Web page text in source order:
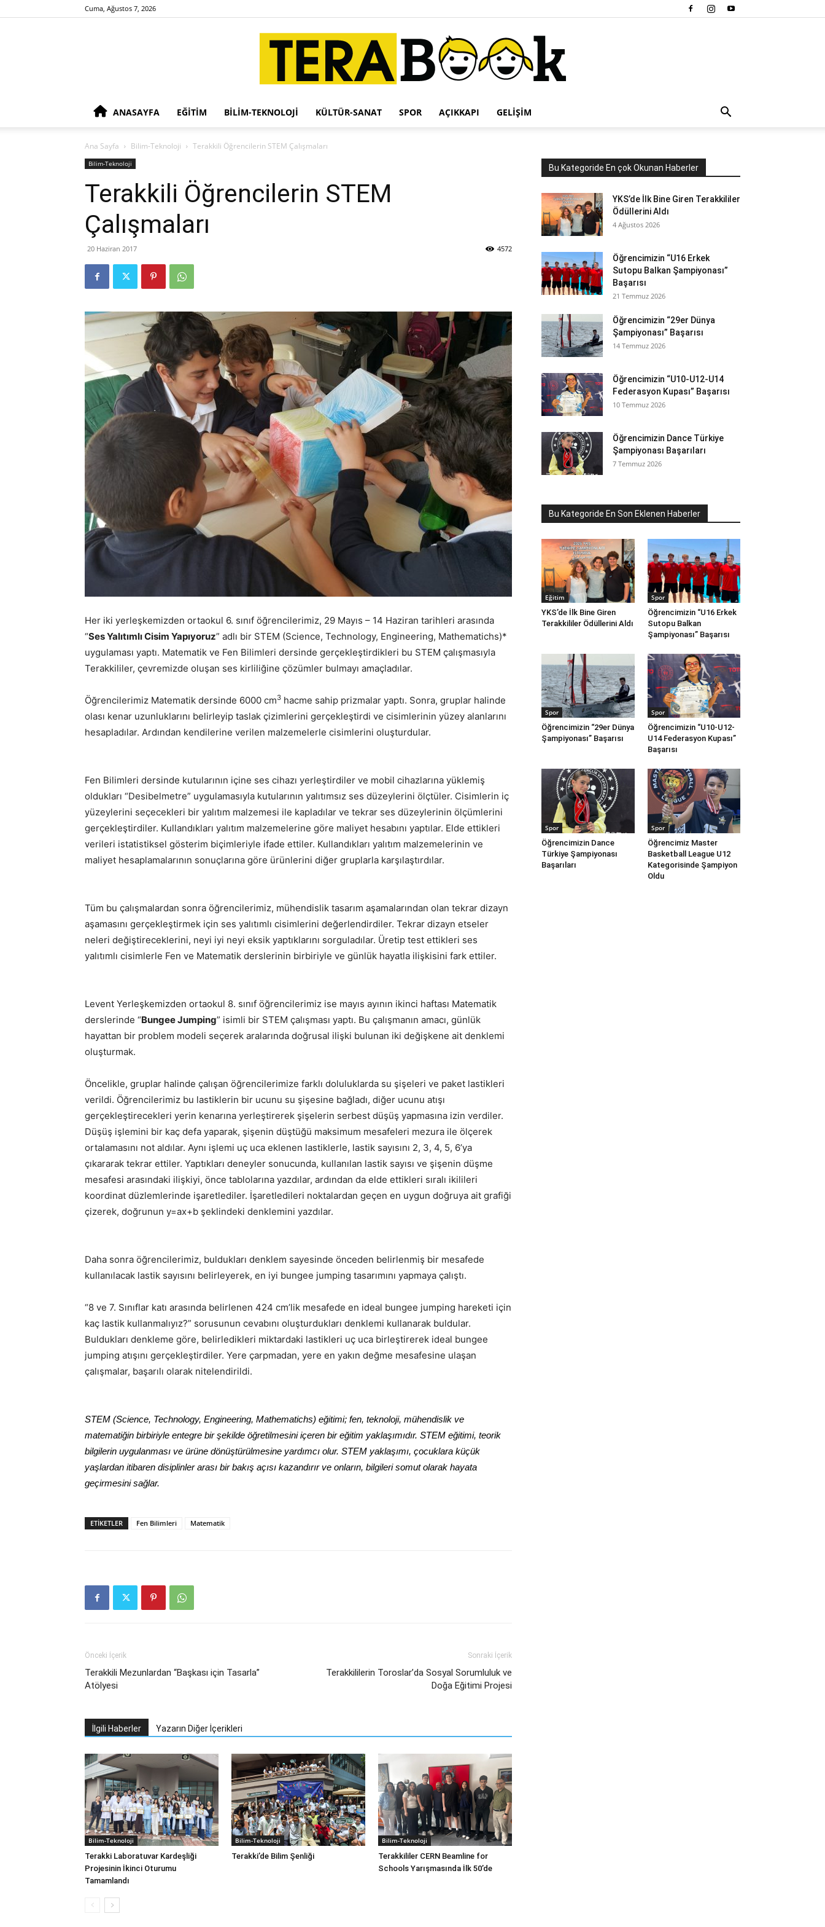
Cuma, Ağustos 7, 2026
ANASAYFA EĞITIM BILIM-TEKNOLOJI KÜLTÜR-SANAT SPOR AÇIKKAPI GELIŞIM
Ana Sayfa Bilim-Teknoloji Terakkili Öğrencilerin STEM Çalışmaları
Bilim-Teknoloji
Terakkili Öğrencilerin STEM
Çalışmaları
20 Haziran 2017 4572
Her iki yerleşkemizden ortaokul 6. sınıf öğrencilerimiz, 29 Mayıs – 14 Haziran tarihleri arasında
“Ses Yalıtımlı Cisim Yapıyoruz” adlı bir STEM (Science, Technology, Engineering, Mathematichs)*
uygulaması yaptı. Matematik ve Fen Bilimleri dersinde gerçekleştirdikleri bu STEM çalışmasıyla
Terakkililer, çevremizde oluşan ses kirliliğine çözümler bulmayı amaçladılar.
Öğrencilerimiz Matematik dersinde 6000 cm3 hacme sahip prizmalar yaptı. Sonra, gruplar halinde
olası kenar uzunluklarını belirleyip taslak çizimlerini gerçekleştirdi ve cisimlerinin yüzey alanlarını
hesapladılar. Ardından kendilerine verilen malzemelerle cisimlerini oluşturdular.
Fen Bilimleri dersinde kutularının içine ses cihazı yerleştirdiler ve mobil cihazlarına yüklemiş
oldukları “Desibelmetre” uygulamasıyla kutularının yalıtımsız ses düzeylerini ölçtüler. Cisimlerin iç
yüzeylerini seçecekleri bir yalıtım malzemesi ile kapladılar ve tekrar ses düzeylerinin ölçümlerini
gerçekleştirdiler. Kullandıkları yalıtım malzemelerine göre maliyet hesabını yaptılar. Elde ettikleri
verileri istatistiksel gösterim biçimleriyle ifade ettiler. Kullandıkları yalıtım malzemelerinin ve
maliyet hesaplamalarının sonuçlarına göre ürünlerini diğer gruplarla karşılaştırdılar.
Tüm bu çalışmalardan sonra öğrencilerimiz, mühendislik tasarım aşamalarından olan tekrar dizayn
aşamasını gerçekleştirmek için ses yalıtımlı cisimlerini değerlendirdiler. Tekrar dizayn etseler
neleri değiştireceklerini, neyi iyi neyi eksik yaptıklarını sorguladılar. Üretip test ettikleri ses
yalıtımlı cisimlerle Fen ve Matematik derslerinin birbiriyle ve günlük hayatla ilişkisini fark ettiler.
Levent Yerleşkemizden ortaokul 8. sınıf öğrencilerimiz ise mayıs ayının ikinci haftası Matematik
derslerinde “Bungee Jumping” isimli bir STEM çalışması yaptı. Bu çalışmanın amacı, günlük
hayattan bir problem modeli seçerek aralarında doğrusal ilişki bulunan iki değişkene ait denklemi
oluşturmak.
Öncelikle, gruplar halinde çalışan öğrencilerimize farklı doluluklarda su şişeleri ve paket lastikleri
verildi. Öğrencilerimiz bu lastiklerin bir ucunu su şişesine bağladı, diğer ucunu atışı
gerçekleştirecekleri yerin kenarına yerleştirerek şişelerin serbest düşüş yapmasına izin verdiler.
Düşüş işlemini bir kaç defa yaparak, şişenin düştüğü maksimum mesafeleri mezura ile ölçerek
ortalamasını not aldılar. Aynı işlemi uç uca eklenen lastiklerle, lastik sayısını 2, 3, 4, 5, 6’ya
çıkararak tekrar ettiler. Yaptıkları deneyler sonucunda, kullanılan lastik sayısı ve şişenin düşme
mesafesi arasındaki ilişkiyi, önce tablolarına yazdılar, ardından da elde ettikleri sıralı ikilileri
koordinat düzlemlerinde işaretlediler. İşaretledileri noktalardan geçen en uygun doğruya ait grafiği
çizerek, doğrunun y=ax+b şeklindeki denklemini yazdılar.
Daha sonra öğrencilerimiz, buldukları denklem sayesinde önceden belirlenmiş bir mesafede
kullanılacak lastik sayısını belirleyerek, en iyi bungee jumping tasarımını yapmaya çalıştı.
“8 ve 7. Sınıflar katı arasında belirlenen 424 cm’lik mesafede en ideal bungee jumping hareketi için
kaç lastik kullanmalıyız?” sorusunun cevabını oluşturdukları denklemi kullanarak buldular.
Buldukları denkleme göre, belirledikleri miktardaki lastikleri uç uca birleştirerek ideal bungee
jumping atışını gerçekleştirdiler. Yere çarpmadan, yere en yakın değme mesafesine ulaşan
çalışmalar, başarılı olarak nitelendirildi.
STEM (Science, Technology, Engineering, Mathematichs) eğitimi; fen, teknoloji, mühendislik ve
matematiğin birbiriyle entegre bir şekilde öğretilmesini içeren bir eğitim yaklaşımıdır. STEM eğitimi, teorik
bilgilerin uygulanması ve ürüne dönüştürülmesine yardımcı olur. STEM yaklaşımı, çocuklara küçük
yaşlardan itibaren disiplinler arası bir bakış açısı kazandırır ve onların, bilgileri somut olarak hayata
geçirmesini sağlar.
ETIKETLER Fen Bilimleri Matematik
Önceki İçerik
Terakkili Mezunlardan “Başkası için Tasarla”
Atölyesi
Sonraki İçerik
Terakkililerin Toroslar’da Sosyal Sorumluluk ve
Doğa Eğitimi Projesi
İlgili Haberler Yazarın Diğer İçerikleri
Bilim-Teknoloji
Terakki Laboratuvar Kardeşliği
Projesinin İkinci Oturumu
Tamamlandı
Bilim-Teknoloji
Terakki’de Bilim Şenliği
Bilim-Teknoloji
Terakkililer CERN Beamline for
Schools Yarışmasında İlk 50’de
Bu Kategoride En çok Okunan Haberler
YKS’de İlk Bine Giren Terakkililer
Ödüllerini Aldı
4 Ağustos 2026
Öğrencimizin “U16 Erkek
Sutopu Balkan Şampiyonası”
Başarısı
21 Temmuz 2026
Öğrencimizin “29er Dünya
Şampiyonası” Başarısı
14 Temmuz 2026
Öğrencimizin “U10-U12-U14
Federasyon Kupası” Başarısı
10 Temmuz 2026
Öğrencimizin Dance Türkiye
Şampiyonası Başarıları
7 Temmuz 2026
Bu Kategoride En Son Eklenen Haberler
Eğitim
YKS’de İlk Bine Giren
Terakkililer Ödüllerini Aldı
Spor
Öğrencimizin “U16 Erkek
Sutopu Balkan
Şampiyonası” Başarısı
Spor
Öğrencimizin “29er Dünya
Şampiyonası” Başarısı
Spor
Öğrencimizin “U10-U12-
U14 Federasyon Kupası”
Başarısı
Spor
Öğrencimizin Dance
Türkiye Şampiyonası
Başarıları
Spor
Öğrencimiz Master
Basketball League U12
Kategorisinde Şampiyon
Oldu